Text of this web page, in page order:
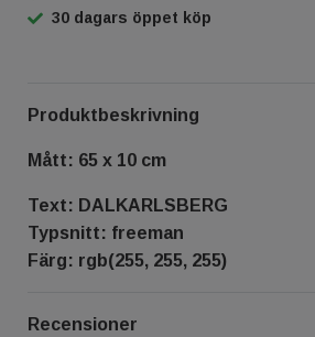
30 dagars öppet köp
Produktbeskrivning
Mått: 65 x 10 cm
Text: DALKARLSBERG
Typsnitt: freeman
Färg: rgb(255, 255, 255)
Recensioner